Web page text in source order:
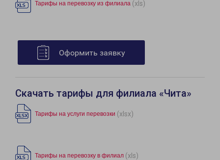
Тарифы на перевозку из филиала (xls)
Оформить заявку
Скачать тарифы для филиала «Чита»
Тарифы на услуги перевозки (xlsx)
Тарифы на перевозку в филиал (xls)